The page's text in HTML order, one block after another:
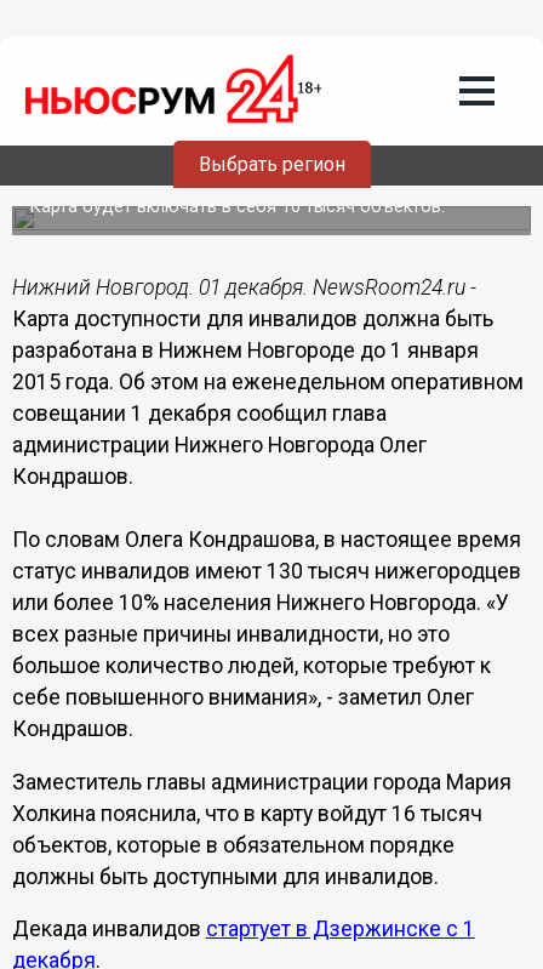
Выбрать регион
Карта доступности для инвалидов
будет разработана в Нижнем
Новгороде до конца 2014 года
Карта будет включать в себя 16 тысяч объектов.
Нижний Новгород. 01 декабря. NewsRoom24.ru -
Карта доступности для инвалидов должна быть
разработана в Нижнем Новгороде до 1 января
2015 года. Об этом на еженедельном оперативном
совещании 1 декабря сообщил глава
администрации Нижнего Новгорода Олег
Кондрашов.
По словам Олега Кондрашова, в настоящее время
статус инвалидов имеют 130 тысяч нижегородцев
или более 10% населения Нижнего Новгорода. «У
всех разные причины инвалидности, но это
большое количество людей, которые требуют к
себе повышенного внимания», - заметил Олег
Кондрашов.
Заместитель главы администрации города Мария
Холкина пояснила, что в карту войдут 16 тысяч
объектов, которые в обязательном порядке
должны быть доступными для инвалидов.
Декада инвалидов стартует в Дзержинске с 1
декабря.